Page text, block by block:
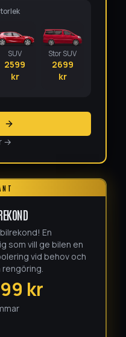
SUV
2599
kr
Stor SUV
2699
kr
→
En
som vill ge bilen en
vid behov och
kr